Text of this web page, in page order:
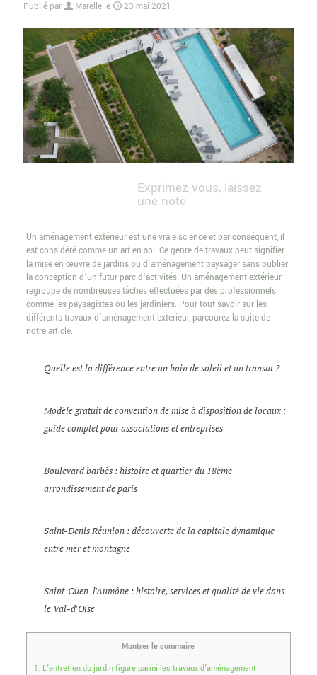
Publié par Marelle le 23 mai 2021
Exprimez-vous, laissez
une note
Un aménagement extérieur est une vraie science et par conséquent, il
est considéré comme un art en soi. Ce genre de travaux peut signifier
la mise en œuvre de jardins ou d’aménagement paysager sans oublier
la conception d’un futur parc d’activités. Un aménagement extérieur
regroupe de nombreuses tâches effectuées par des professionnels
comme les paysagistes ou les jardiniers. Pour tout savoir sur les
différents travaux d’aménagement extérieur, parcourez la suite de
notre article.
Quelle est la différence entre un bain de soleil et un transat ?
Modèle gratuit de convention de mise à disposition de locaux :
guide complet pour associations et entreprises
Boulevard barbès : histoire et quartier du 18ème
arrondissement de paris
Saint-Denis Réunion : découverte de la capitale dynamique
entre mer et montagne
Saint-Ouen-l'Aumône : histoire, services et qualité de vie dans
le Val-d'Oise
Montrer le sommaire
1. L’entretien du jardin figure parmi les travaux d’aménagement